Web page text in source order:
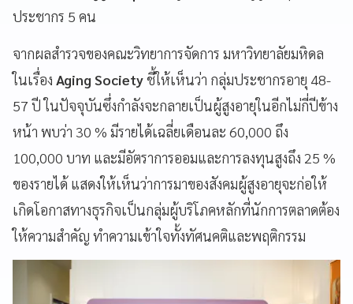
ประชากร 5 คน
จากผลสำรวจของคณะวิทยาการจัดการ มหาวิทยาลัยมหิดล
ในเรื่อง Aging Societyชี้ให้เห็นว่า กลุ่มประชากรอายุ 48-
57 ปี ในปัจจุบันซึ่งกำลังจะกลายเป็นผู้สูงอายุในอีกไม่กี่ปีข้าง
หน้า พบว่า 30 % มีรายได้เฉลี่ยเดือนละ 60,000 ถึง
100,000 บาท และมีอัตราการออมและการลงทุนสูงถึง 25 %
ของรายได้ แสดงให้เห็นว่าการมาของสังคมผู้สูงอายุจะก่อให้
เกิดโอกาสทางธุรกิจเป็นกลุ่มผู้บริโภคหลักที่นักการตลาดต้อง
ให้ความสำคัญ ทำความเข้าใจทั้งทัศนคติและพฤติกรรม